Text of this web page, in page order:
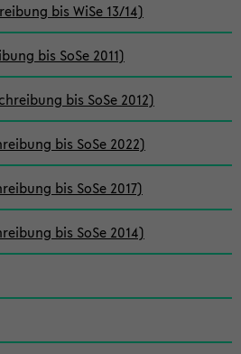
bis WiSe 13/14)
bis SoSe 2011)
bis SoSe 2012)
bis SoSe 2022)
bis SoSe 2017)
bis SoSe 2014)